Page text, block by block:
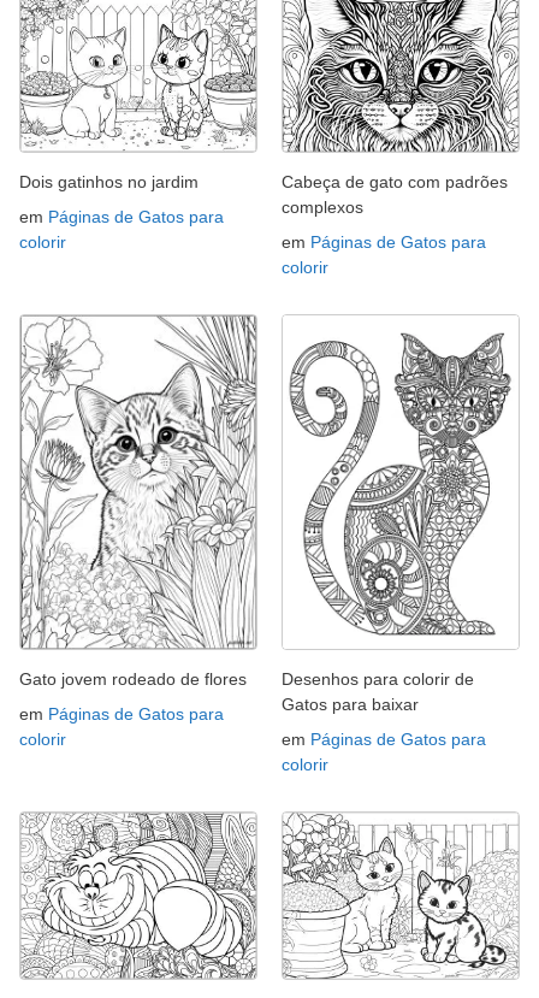
Dois gatinhos no jardim
em Páginas de Gatos para
colorir
Cabeça de gato com padrões
complexos
em Páginas de Gatos para
colorir
Gato jovem rodeado de flores
em Páginas de Gatos para
colorir
Desenhos para colorir de
Gatos para baixar
em Páginas de Gatos para
colorir